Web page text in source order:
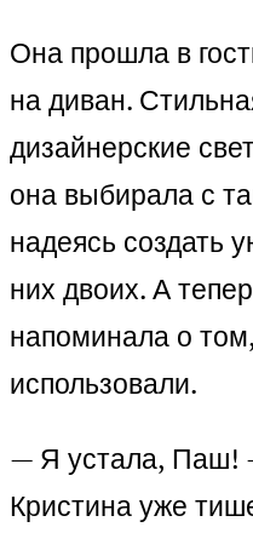
Она прошла в
на диван.
дизайнерские
она выбирала с
надеясь создать
них двоих. А
напоминала о
использовали.
— Я устала, Паш!
Кристина уже